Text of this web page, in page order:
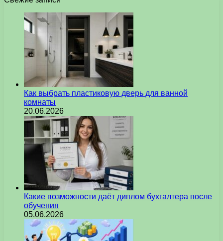
Как выбрать пластиковую дверь для ванной
комнаты
20.06.2026
Какие возможности даёт диплом бухгалтера после
обучения
05.06.2026